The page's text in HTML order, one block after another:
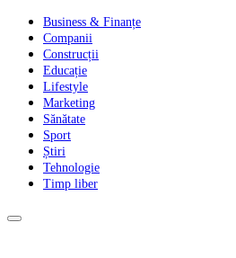
Business & Finanțe
Companii
Construcții
Educație
Lifestyle
Marketing
Sănătate
Sport
Știri
Tehnologie
Timp liber